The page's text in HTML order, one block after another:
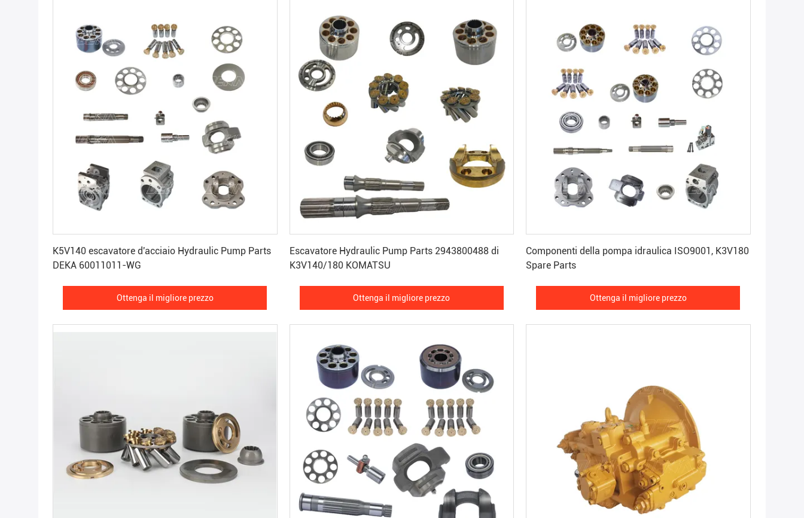
K5V140 escavatore d'acciaio Hydraulic Pump Parts
DEKA 60011011-WG
Ottenga il migliore prezzo
Escavatore Hydraulic Pump Parts 2943800488 di
K3V140/180 KOMATSU
Ottenga il migliore prezzo
Componenti della pompa idraulica ISO9001, K3V180
Spare Parts
Ottenga il migliore prezzo